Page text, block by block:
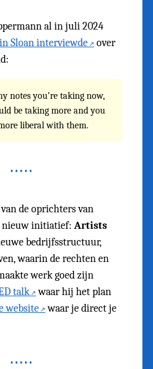
al in juli 2024
Sloan interviewde
over
notes you’re taking now,
be taking more and you
liberal with them.
de oprichters van
nieuw initiatief: Artists
bedrijfsstructuur,
waarin de rechten en
werk goed zijn
talk
waar hij het plan
website
waar je direct je